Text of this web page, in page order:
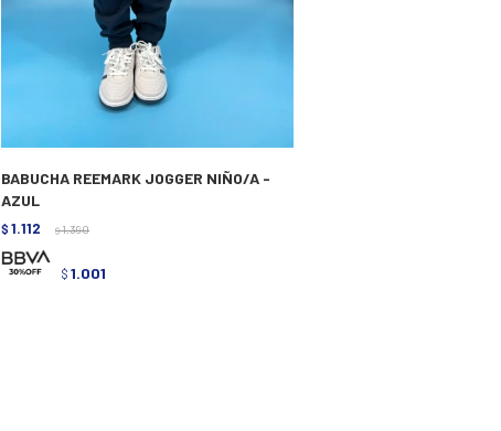
BABUCHA REEMARK JOGGER NIÑO/A -
AZUL
$ 1.112 $ 1.390
$ 1.001